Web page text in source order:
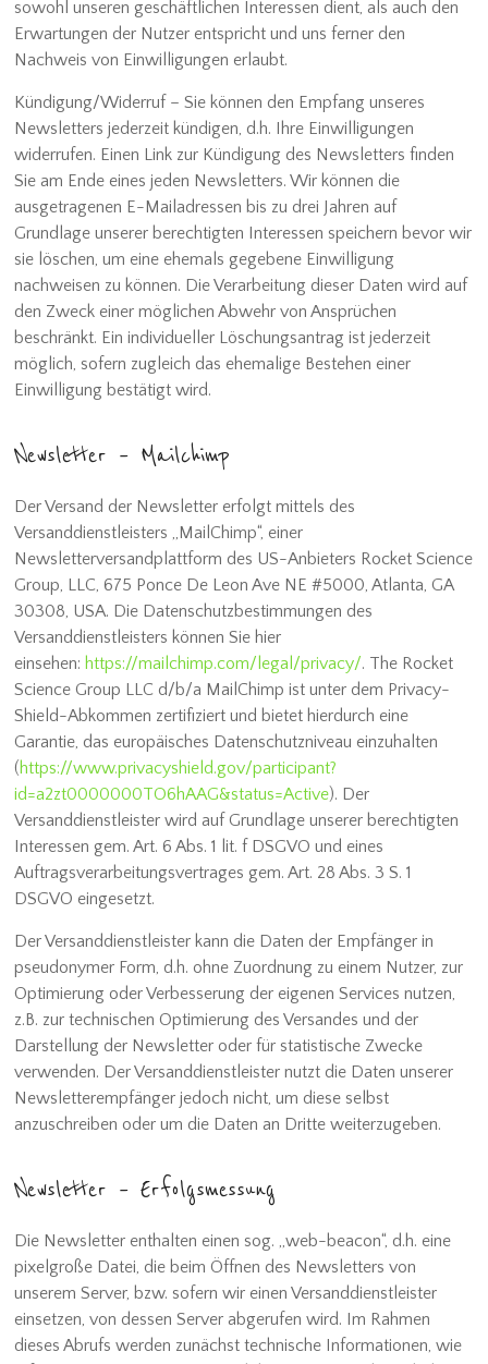
sowohl unseren geschäftlichen Interessen dient, als auch den
Erwartungen der Nutzer entspricht und uns ferner den
Nachweis von Einwilligungen erlaubt.
Kündigung/Widerruf – Sie können den Empfang unseres
Newsletters jederzeit kündigen, d.h. Ihre Einwilligungen
widerrufen. Einen Link zur Kündigung des Newsletters finden
Sie am Ende eines jeden Newsletters. Wir können die
ausgetragenen E-Mailadressen bis zu drei Jahren auf
Grundlage unserer berechtigten Interessen speichern bevor wir
sie löschen, um eine ehemals gegebene Einwilligung
nachweisen zu können. Die Verarbeitung dieser Daten wird auf
den Zweck einer möglichen Abwehr von Ansprüchen
beschränkt. Ein individueller Löschungsantrag ist jederzeit
möglich, sofern zugleich das ehemalige Bestehen einer
Einwilligung bestätigt wird.
Newsletter – Mailchimp
Der Versand der Newsletter erfolgt mittels des
Versanddienstleisters „MailChimp“, einer
Newsletterversandplattform des US-Anbieters Rocket Science
Group, LLC, 675 Ponce De Leon Ave NE #5000, Atlanta, GA
30308, USA. Die Datenschutzbestimmungen des
Versanddienstleisters können Sie hier
einsehen: https://mailchimp.com/legal/privacy/. The Rocket
Science Group LLC d/b/a MailChimp ist unter dem Privacy-
Shield-Abkommen zertifiziert und bietet hierdurch eine
Garantie, das europäisches Datenschutzniveau einzuhalten
(https://www.privacyshield.gov/participant?
id=a2zt0000000TO6hAAG&status=Active). Der
Versanddienstleister wird auf Grundlage unserer berechtigten
Interessen gem. Art. 6 Abs. 1 lit. f DSGVO und eines
Auftragsverarbeitungsvertrages gem. Art. 28 Abs. 3 S. 1
DSGVO eingesetzt.
Der Versanddienstleister kann die Daten der Empfänger in
pseudonymer Form, d.h. ohne Zuordnung zu einem Nutzer, zur
Optimierung oder Verbesserung der eigenen Services nutzen,
z.B. zur technischen Optimierung des Versandes und der
Darstellung der Newsletter oder für statistische Zwecke
verwenden. Der Versanddienstleister nutzt die Daten unserer
Newsletterempfänger jedoch nicht, um diese selbst
anzuschreiben oder um die Daten an Dritte weiterzugeben.
Newsletter – Erfolgsmessung
Die Newsletter enthalten einen sog. „web-beacon“, d.h. eine
pixelgroße Datei, die beim Öffnen des Newsletters von
unserem Server, bzw. sofern wir einen Versanddienstleister
einsetzen, von dessen Server abgerufen wird. Im Rahmen
dieses Abrufs werden zunächst technische Informationen, wie